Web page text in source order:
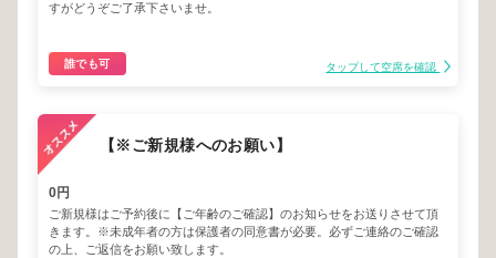
すがどうぞご了承下さいませ。
誰でも可 タップして空席を確認
【※ご新規様へのお願い】
0円
ご新規様はご予約後に【ご年齢のご確認】のお知らせをお送りさせて頂
きます。※未成年者の方は保護者の同意書が必要。必ずご連絡のご確認
の上、ご返信をお願い致します。